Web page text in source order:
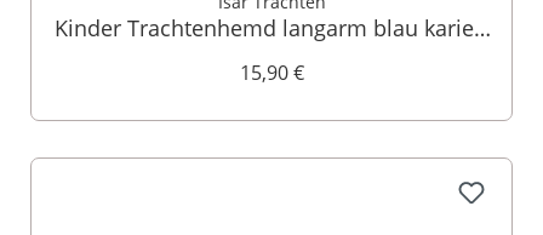
Kinder Trachtenhemd langarm blau kariert
15,90 €